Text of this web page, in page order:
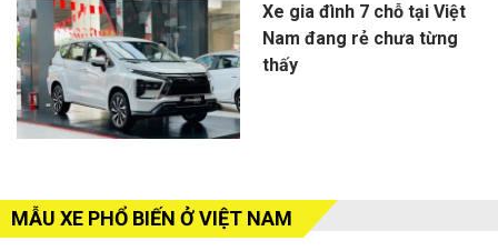
Xe gia đình 7 chỗ tại Việt
Nam đang rẻ chưa từng
thấy
MẪU XE PHỔ BIẾN Ở VIỆT NAM